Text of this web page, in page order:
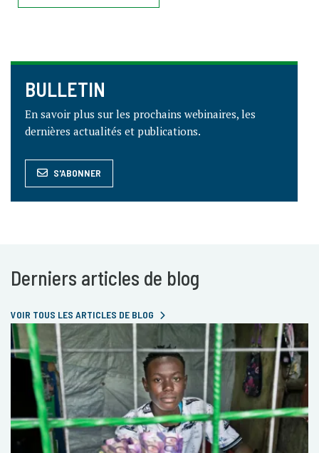
BULLETIN
En savoir plus sur les prochains webinaires, les
dernières actualités et publications.
S'ABONNER
Derniers articles de blog
VOIR TOUS LES ARTICLES DE BLOG